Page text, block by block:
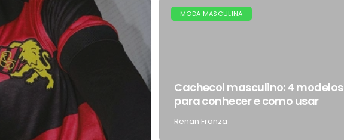
MODA MASCULINA
Cachecol masculino: 4 modelos
para conhecer e como usar
Renan Franza